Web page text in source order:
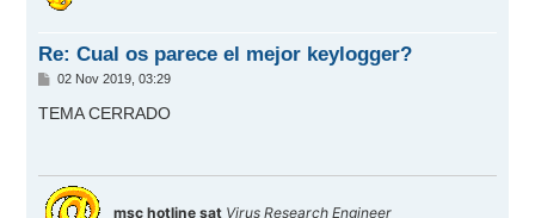
Re: Cual os parece el mejor keylogger?
M
n
s
02 Nov 2019, 03:29
TEMA CERRADO
msc hotline sat Virus Research Engineer